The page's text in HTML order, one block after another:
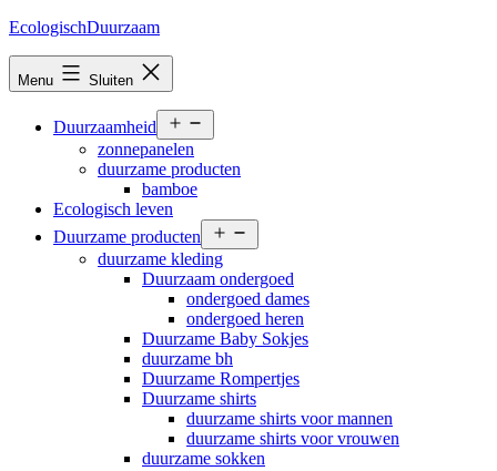
Ga
inhoud
EcologischDuurzaam
Menu Sluiten
Duurzaamheid
menu
zonnepanelen
duurzame producten
bamboe
Ecologisch leven
Duurzame producten
menu
duurzame kleding
Duurzaam ondergoed
ondergoed dames
ondergoed heren
Duurzame Baby Sokjes
duurzame bh
Duurzame Rompertjes
Duurzame shirts
duurzame shirts voor mannen
duurzame shirts voor vrouwen
duurzame sokken